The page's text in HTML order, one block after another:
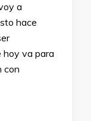
a
hace
hoy va para
con